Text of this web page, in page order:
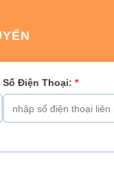
Số Điện Thoại: *